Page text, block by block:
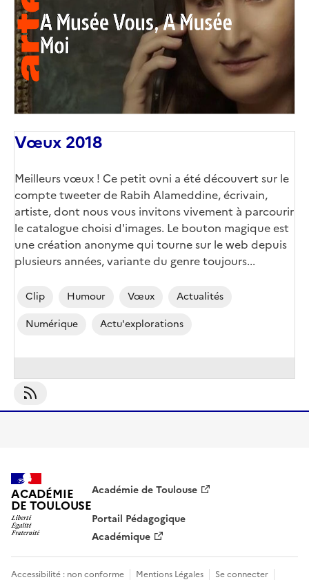
Vœux 2018
Meilleurs vœux ! Ce petit ovni a été découvert sur le
compte tweeter de Rabih Alameddine, écrivain,
artiste, dont nous vous invitons vivement à parcourir
le catalogue choisi d'images. Le bouton magique est
une création anonyme qui tourne sur le web depuis
plusieurs années, variante du genre toujours...
Clip Humour Vœux
Actualités
Numérique
Actu'explorations
S'abonner À Humour
ACADÉMIE
DE TOULOUSE
Académie de Toulouse
Portail Pédagogique
Académique
Accessibilité : non conforme Mentions Légales Se connecter